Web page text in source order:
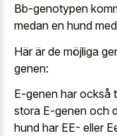
Bb-genotypen
medan en hund
Här är de möjliga
genen:
E-genen har också
stora E-genen och
hund har EE- eller